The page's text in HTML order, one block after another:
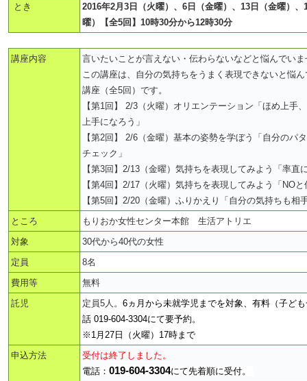
とき
2016年2月3日（火曜）、6日（金曜）、13日（金曜）
曜）【全5回】10時30分から12時30分
講座内容
言いたいことが言えない・伝わらないなどと悩んでい
この講座は、自分の気持ちをうまく表現できないと悩
講座（全5回）です。
【第1回】 2/3（火曜）オリエンテーション「ほめ上手
上手になろう」
【第2回】 2/6（金曜）基本の姿勢を学ぼう「自分のパ
チェック」
【第3回】2/13（金曜）気持ちを表現してみよう「率直
【第4回】2/17（火曜）気持ちを表現してみよう「NO
【第5回】2/20（金曜）ふりかえり「自分の気持ちも相
ところ
もりおか女性センター本館 生活アトリエ
対象
30代から40代の女性
定員
8名
費用等
無料
託児
定員5人。 6ヵ月から未就学児までを対象、有料（子ど
話 019-604-3304にて要予約。
※1月27日（火曜）17時まで
申込方法
受付は終了しました。
電話： 019-604-3304にて先着順に受付。